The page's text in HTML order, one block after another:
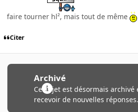
faire tourner hl², mais tout de même
Citer
Archivé
Ce sujet est désormais
recevoir de nouvelles réponses.